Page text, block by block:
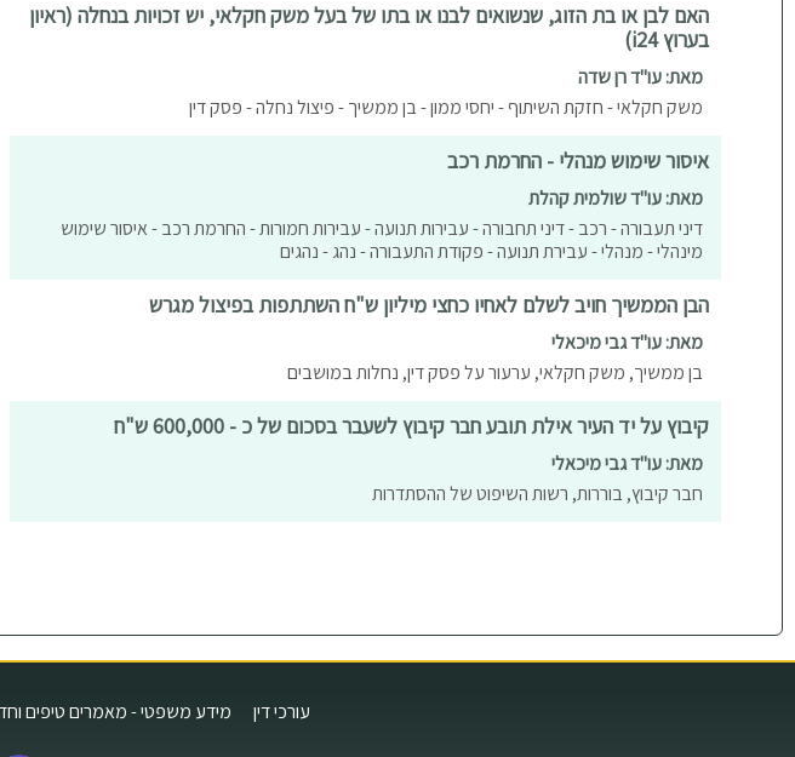
האם לבן או בת הזוג, שנשואים לבנו או בתו של בעל משק חקלאי, יש זכויות בנחלה (ראיון
בערוץ i24)
מאת: עו"ד רן שדה
משק חקלאי - חזקת השיתוף - יחסי ממון - בן ממשיך - פיצול נחלה - פסק דין
איסור שימוש מנהלי - החרמת רכב
מאת: עו"ד שולמית קהלת
דיני תעבורה - רכב - דיני תחבורה - עבירות תנועה - עבירות חמורות - החרמת רכב - איסור שימוש
מינהלי - מנהלי - עבירת תנועה - פקודת התעבורה - נהג - נהגים
הבן הממשיך חויב לשלם לאחיו כחצי מיליון ש"ח השתתפות בפיצול מגרש
מאת: עו"ד גבי מיכאלי
בן ממשיך, משק חקלאי, ערעור על פסק דין, נחלות במושבים
קיבוץ על יד העיר אילת תובע חבר קיבוץ לשעבר בסכום של כ - 600,000 ש"ח
מאת: עו"ד גבי מיכאלי
חבר קיבוץ, בוררות, רשות השיפוט של ההסתדרות
עורכי דין מידע משפטי - מאמרים טיפים